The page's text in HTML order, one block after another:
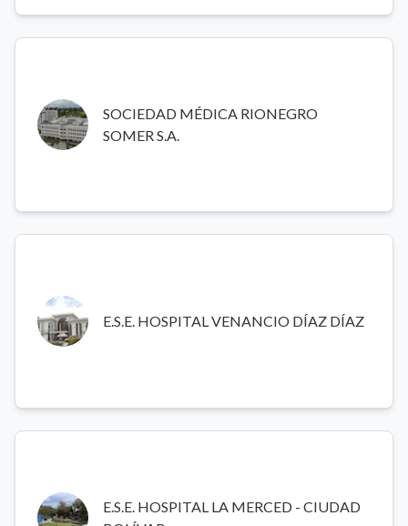
SOCIEDAD MÉDICA RIONEGRO
SOMER S.A.
Clínica privada ubicada en Rionegro que ofrece servicios
hospitalización, con un enfoque en atención personalizada
E.S.E. HOSPITAL VENANCIO DÍAZ DÍAZ
Hospital público del municipio de Sabaneta (Antioquia) que
presta servicios de primer nivel con urgencias, medicina
E.S.E. HOSPITAL LA MERCED - CIUDAD
Hospital público de mediana complejidad en el Suroeste de
Antioquia que ofrece servicios de urgencias 24 horas,